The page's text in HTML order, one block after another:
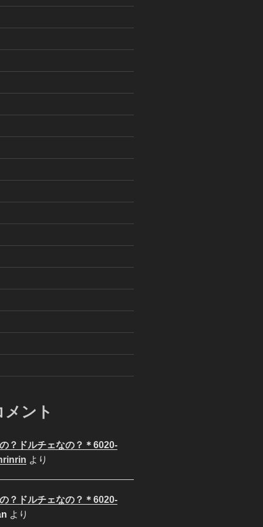
ント
？ドルチェなの？＊6020-
より
？ドルチェなの？＊6020-
より